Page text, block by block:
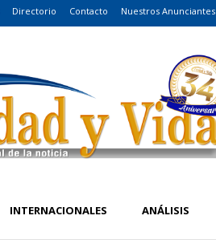
Directorio Contacto Nuestros Anunciantes
INTERNACIONALES ANÁLISIS